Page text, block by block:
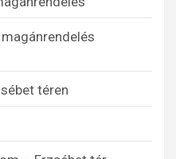
téren